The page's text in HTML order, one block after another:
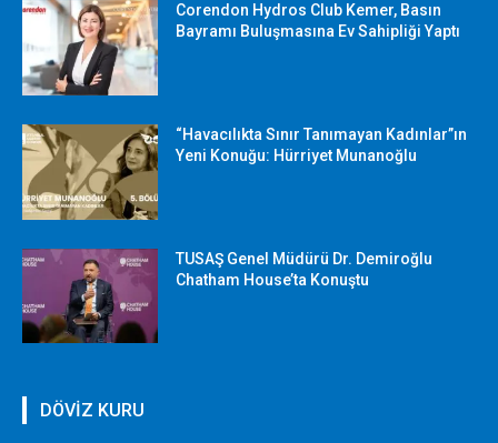
Corendon Hydros Club Kemer, Basın
Bayramı Buluşmasına Ev Sahipliği Yaptı
“Havacılıkta Sınır Tanımayan Kadınlar”ın
Yeni Konuğu: Hürriyet Munanoğlu
TUSAŞ Genel Müdürü Dr. Demiroğlu
Chatham House’ta Konuştu
DÖVİZ KURU